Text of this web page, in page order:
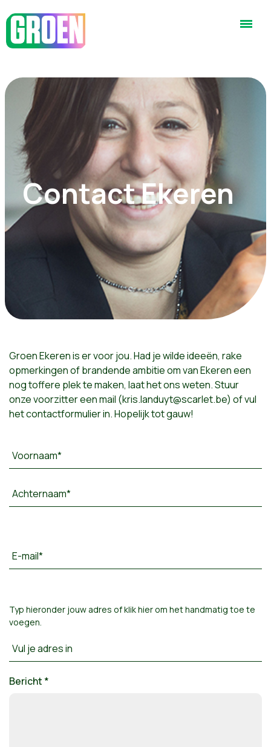
Contact Ekeren
Groen Ekeren is er voor jou. Had je wilde ideeën, rake
opmerkingen of brandende ambitie om van Ekeren een
nog toffere plek te maken, laat het ons weten. Stuur
onze voorzitter een mail (kris.landuyt@scarlet.be) of vul
het contactformulier in. Hopelijk tot gauw!
Voornaam*
Achternaam*
E-mail*
Typ hieronder jouw adres ofklik hier om het handmatig toe te
voegen.
Vul je adres in
Bericht *